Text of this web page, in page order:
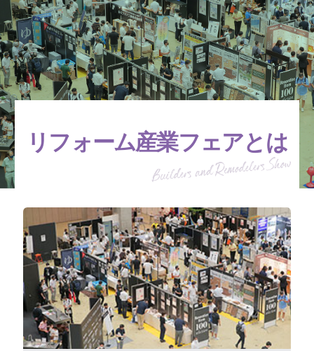
リフォーム産業フェアとは